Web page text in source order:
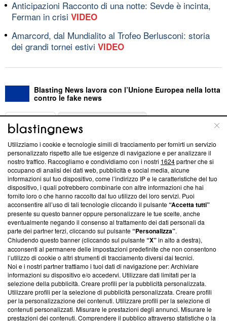
Anticipazioni Racconto di una notte: Sevde è incinta,
Ferman in crisi VIDEO
Amarcord, dal Mundialito al Trofeo Berlusconi: storia
dei grandi tornei estivi VIDEO
Blasting News lavora con l’Unione Europea nella lotta
contro le fake news
ABOUT
Questa sezione offre informazioni trasparenti su Blasting
News, sui nostri processi editoriali e su come ci impegniamo a
creare news di qualità. Inoltre, afferma la nostra aderenza a
‘Trust Project - News with Integrity’Blasting News non è
ancora membro del programma, ma ha richiesto di farne
parte; Trust Project non ha ancora effettuato una verifica di
conformità agli standard.
Su di noi
Team editoriale
Corporate
Redazione
Informativa Privacy
Utilizziamo i cookie e tecnologie simili di tracciamento per fornirti un servizio
personalizzato rispetto alle tue esigenze di navigazione e per analizzare il
nostro traffico. Raccogliamo e condividiamo con i nostri 1624partner che si
occupano di analisi dei dati web, pubblicità e social media, alcune
informazioni sul tuo dispositivo, come l’indirizzo IP e le caratteristiche del tuo
dispositivo, i quali potrebbero combinarle con altre informazioni che hai
fornito loro o che hanno raccolto dal tuo utilizzo dei loro servizi. Puoi
acconsentire all’uso di tali tecnologie cliccando il pulsante“Accetta tutti”
presente su questo banner oppure personalizzare le tue scelte, anche
eventualmente negando il consenso al trattamento dei dati personali da
parte dei partner terzi, cliccando sul pulsante“Personalizza”.
Chiudendo questo banner (cliccando sul pulsante“X”in alto a destra),
acconsenti al permanere delle impostazioni predefinite che non consentono
l’utilizzo di cookie o altri strumenti di tracciamento diversi dai tecnici.
Noi e i nostri partner trattiamo i tuoi dati di navigazione per: Archiviare
informazioni su dispositivo e/o accedervi. Utilizzare dati limitati per la
selezione della pubblicità. Creare profili per la pubblicità personalizzata.
Utilizzare profili per la selezione di pubblicità personalizzata. Creare profili
per la personalizzazione dei contenuti. Utilizzare profili per la selezione di
contenuti personalizzati. Misurare le prestazioni degli annunci. Misurare le
prestazioni dei contenuti. Comprendere il pubblico attraverso statistiche o la